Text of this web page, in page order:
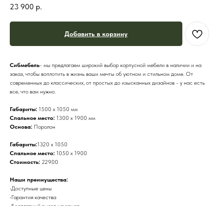
23 900 р.
Добавить в корзину
Сибмебель- мы предлагаем широкий выбор корпусной мебели в наличии и на
заказ, чтобы воплотить в жизнь ваши мечты об уютном и стильном доме. От
современных до классических, от простых до изысканных дизайнов - у нас есть
все, что вам нужно.
Габариты: 1500 х 1050 мм
Спальное место: 1300 х 1900 мм
Основа: Поролон
Габариты:1320 х 1050
Спальное место: 1050 х 1900
Стоимость: 22900
Наши преимущества:
•Доступные цены
•Гарантия качества